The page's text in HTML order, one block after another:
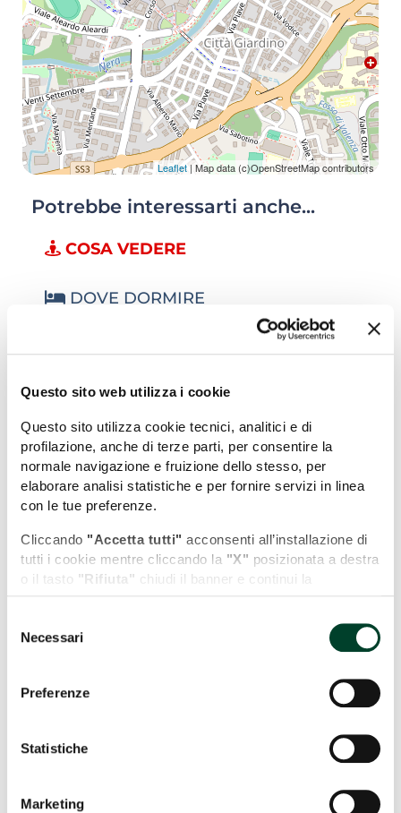
Questo sito web utilizza i cookie
Questo sito utilizza cookie tecnici, analitici e di
profilazione, anche di terze parti, per consentire la
normale navigazione e fruizione dello stesso, per
elaborare analisi statistiche e per fornire servizi in linea
con le tue preferenze.
Cliccando "Accetta tutti" acconsenti all’installazione di
tutti i cookie mentre cliccando la "X" posizionata a destra
o il tasto "Rifiuta" chiudi il banner e continui la
Puoi modificare in ogni momento le tue preferenze
cliccando l'apposita icona posizionata in basso a sinistra;
Policy cliccando sull'apposito link presente nel footer del
delNecessari
Preferenze
Statistiche
Marketing
Leaflet| Map data (c)OpenStreetMap contributors
Potrebbe interessarti anche...
COSA VEDERE
DOVE DORMIRE
Torre
Barbarasa
#Edifici storici e
fortificazioni
Porta
Sant'Angelo
#Edifici storici e